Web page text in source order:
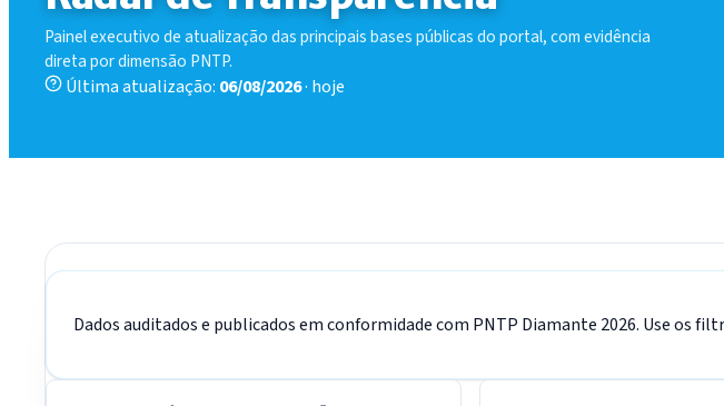
Painel executivo de atualização das principais bases públicas do portal, com evidência
direta por dimensão PNTP.
Última atualização: 06/08/2026· hoje
Dados auditados e publicados em conformidade com PNTP Diamante 2026. Use os